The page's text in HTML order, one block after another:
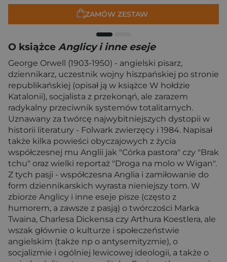
ZAMÓW ZESTAW
O książce Anglicy i inne eseje
George Orwell (1903-1950) - angielski pisarz,
dziennikarz, uczestnik wojny hiszpańskiej po stronie
republikańskiej (opisał ją w książce W hołdzie
Katalonii), socjalista z przekonąń, ale zarazem
radykalny przeciwnik systemów totalitarnych.
Uznawany za twórcę najwybitniejszych dystopii w
historii literatury - Folwark zwierzęcy i 1984. Napisał
także kilka powieści obyczajowych z życia
współczesnej mu Anglii jak "Córka pastora" czy "Brak
tchu" oraz wielki reportaż "Droga na molo w Wigan".
Z tych pasji - współczesna Anglia i zamiłowanie do
form dziennikarskich wyrasta nieniejszy tom. W
zbiorze Anglicy i inne eseje pisze (często z
humorem, a zawsze z pasją) o twórczości Marka
Twaina, Charlesa Dickensa czy Arthura Koestlera, ale
wszak głównie o kulturze i społeczeństwie
angielskim (także np o antysemityzmie), o
socjalizmie i ogólniej lewicowej ideologii, a także o